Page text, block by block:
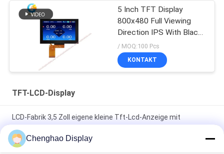
5 Inch TFT Display
800x480 Full Viewing
Direction IPS With Black
Glass Cover
/ MOQ:100 Pcs
KONTAKT
TFT-LCD-Display
LCD-Fabrik 3,5 Zoll eigene kleine Tft-Lcd-Anzeige mit
Kapazitäts-Touch
7 In 50 Pin 250cd/m2 800x480 Rgb Tft Lcd Monitor
Chenghao Display